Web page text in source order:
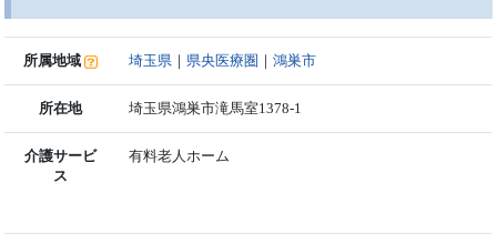
所属地域 埼玉県 ｜ 県央医療圏 ｜鴻巣市
所在地 埼玉県鴻巣市滝馬室1378-1
介護サービ
ス
有料老人ホーム